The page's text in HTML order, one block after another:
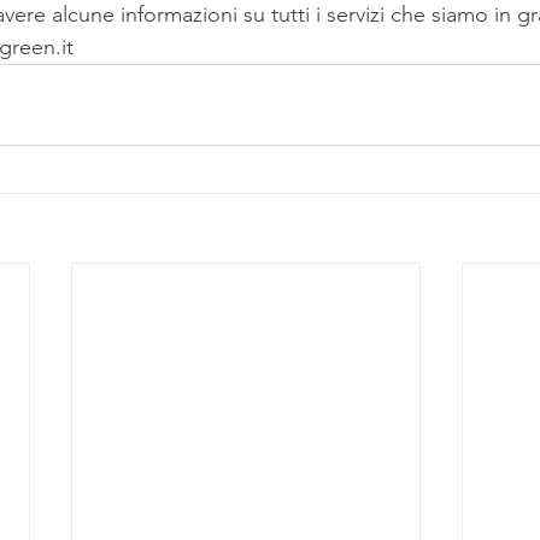
alcune informazioni su tutti i servizi che siamo in